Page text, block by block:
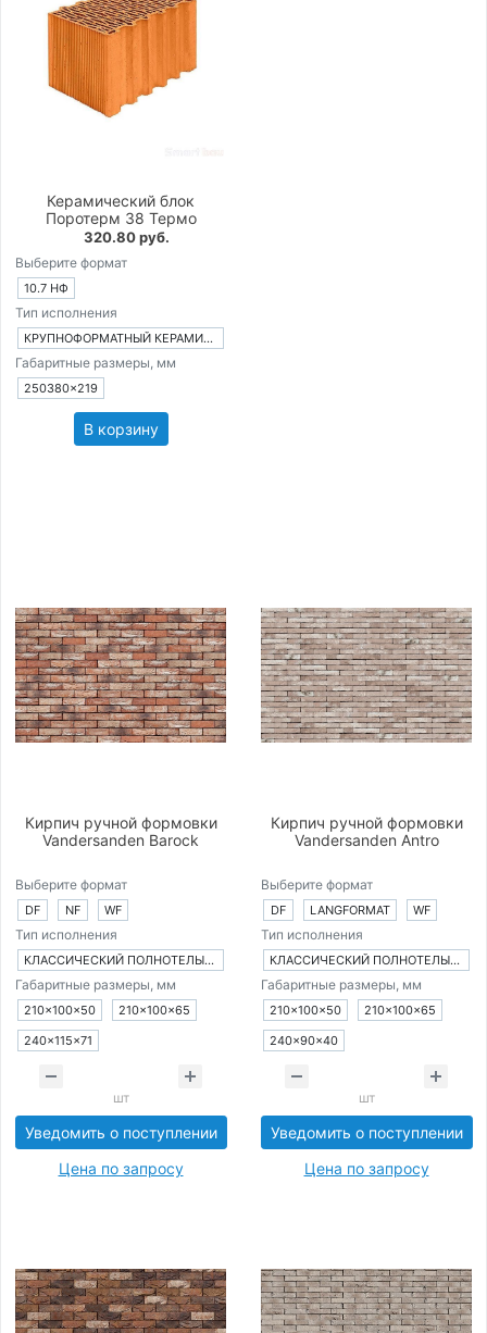
Керамический блок
Поротерм 38 Термо
320.80 руб.
Выберите формат
10.7 НФ
Тип исполнения
КРУПНОФОРМАТНЫЙ КЕРАМИЧЕСКИЙ БЛОК
Габаритные размеры, мм
250380×219
В корзину
Кирпич ручной формовки
Vandersanden Barock
Выберите формат
DF NF WF
Тип исполнения
КЛАССИЧЕСКИЙ ПОЛНОТЕЛЫЙ КИРПИЧ
Габаритные размеры, мм
210×100×50
210×100×65
240×115×71
шт
Уведомить о поступлении
Цена по запросу
Кирпич ручной формовки
Vandersanden Antro
Выберите формат
DF LANGFORMAT WF
Тип исполнения
КЛАССИЧЕСКИЙ ПОЛНОТЕЛЫЙ КИРПИЧ
Габаритные размеры, мм
210×100×50
210×100×65
240×90×40
шт
Уведомить о поступлении
Цена по запросу